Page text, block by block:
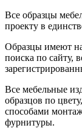
Все образцы
проекту в
Образцы имеют
поиска по сайту,
Все мебельные
образцов по
способами
фурнитуры.